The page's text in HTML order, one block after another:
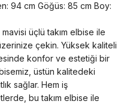
94 cm Göğüs: 85 cm Boy:
üçlü takım elbise ile
çekin. Yüksek kaliteli
konfor ve estetiği bir
üstün kalitedeki
sağlar. Hem iş
bu takım elbise ile